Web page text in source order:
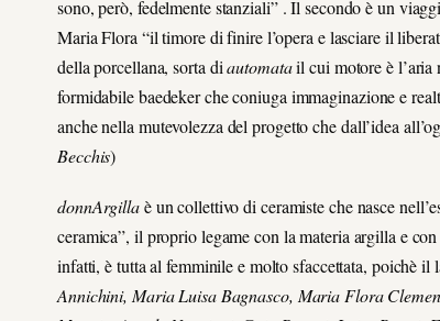
sono, però, fedelmente stanziali” . Il secondo è un
Maria Flora “il timore di finire l’opera e lasciare il
della porcellana, sorta diautomatail cui motore è
formidabile baedeker che coniuga immaginazione e
anche nella mutevolezza del progetto che dall’idea
Becchis)
donnArgillaè un collettivo di ceramiste che nasce
ceramica”, il proprio legame con la materia argilla e
infatti, è tutta al femminile e molto sfaccettata, poichè
Annichini, Maria Luisa Bagnasco, Maria Flora